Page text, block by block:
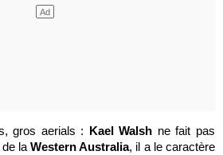
gros aerials : Kael Walsh ne fait pas
de laWestern Australia, il a le caractère